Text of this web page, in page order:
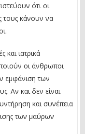
ότι οι
τους κάνουν να
ιατρικά
οι άνθρωποι
εμφάνιση των
Αν και δεν είναι
και συνέπεια
των μαύρων